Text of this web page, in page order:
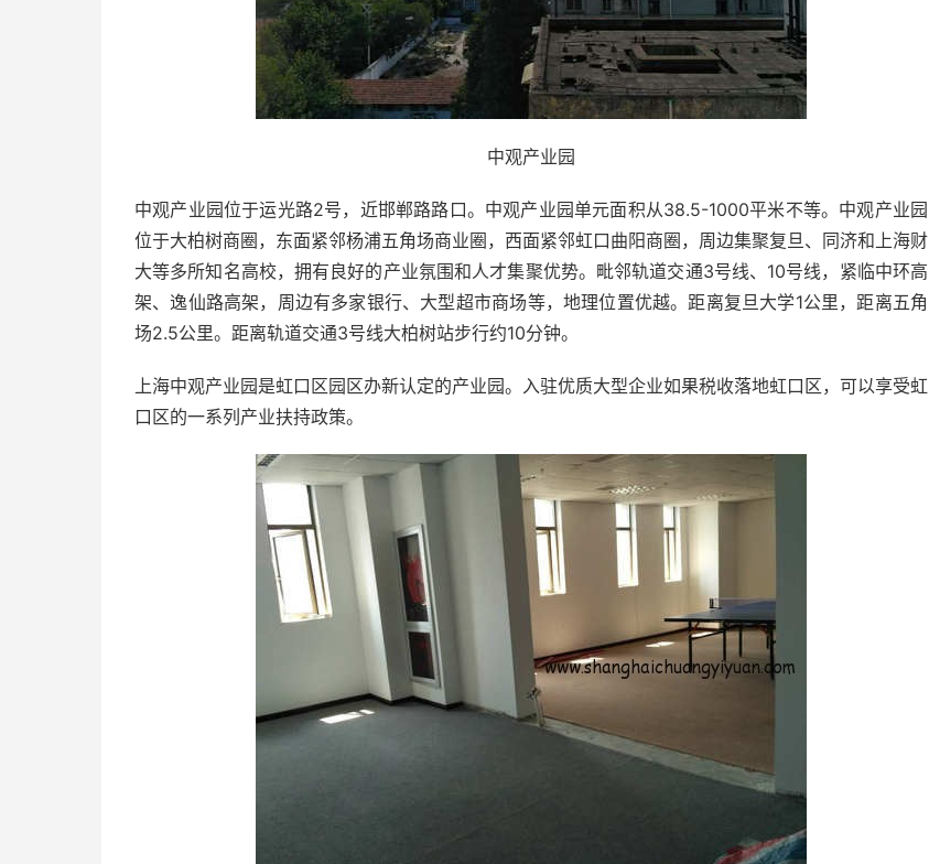
中观产业园
中观产业园位于运光路2号，近邯郸路路口。中观产业园单元面积从38.5-1000平米不等。中观产业园
位于大柏树商圈，东面紧邻杨浦五角场商业圈，西面紧邻虹口曲阳商圈，周边集聚复旦、同济和上海财
大等多所知名高校，拥有良好的产业氛围和人才集聚优势。毗邻轨道交通3号线、10号线，紧临中环高
架、逸仙路高架，周边有多家银行、大型超市商场等，地理位置优越。距离复旦大学1公里，距离五角
场2.5公里。距离轨道交通3号线大柏树站步行约10分钟。
上海中观产业园是虹口区园区办新认定的产业园。入驻优质大型企业如果税收落地虹口区，可以享受虹
口区的一系列产业扶持政策。